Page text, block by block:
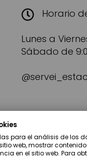
Horario
Lunes a
Sábado de
para el análisis de los
web, mostrar
en el sitio web. Para